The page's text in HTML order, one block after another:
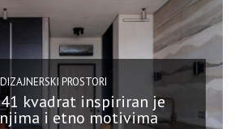
DIZAJNERSKI PROSTORI
kvadrat inspiriran je
i etno motivima